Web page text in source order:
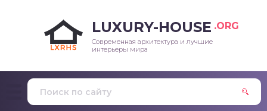
LUXURY-HOUSE .ORG
Современная архитектура и лучшие
интерьеры мира